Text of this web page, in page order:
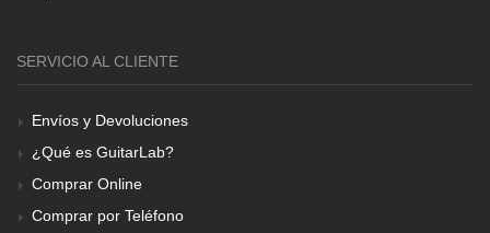
SERVICIO AL CLIENTE
Envíos y Devoluciones
¿Qué es GuitarLab?
Comprar Online
Comprar por Teléfono